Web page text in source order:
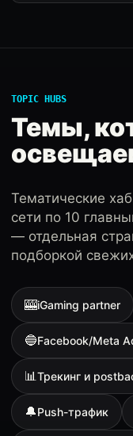
TOPIC HUBS
Темы,
Тематические
сети по 10
— отдельная
подборкой
🎰iGaming partner
🔵Facebook/Meta
📊Трекинг и
🔔Push-трафик